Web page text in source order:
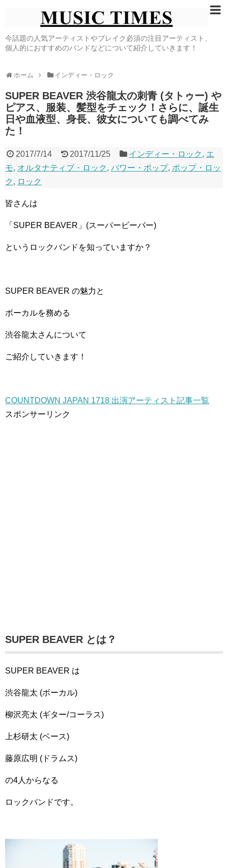
今話題の人気アーティストやブレイク必須の注目アーティスト、
個人的におすすめのバンドなどについて紹介していきます！
ホーム インディー・ロック
SUPER BEAVER 渋谷龍太の刺青 (タトゥー) や
ピアス、服装、髪型をチェック！さらに、誕生
日や血液型、身長、彼女についても調べてみ
た！
2017/7/14 2017/11/25 インディー・ロック , エ
モ, オルタナティブ・ロック , パワー・ポップ, ポップ・ロッ
ク , ロック
皆さんは
「SUPER BEAVER」(スーパービーバー)
というロックバンドを知っていますか？
SUPER BEAVER の魅力と
ボーカルを務める
渋谷龍太さんについて
ご紹介していきます！
COUNTDOWN JAPAN 1718 出演アーティスト記事一覧
スポンサーリンク
SUPER BEAVER とは？
SUPER BEAVER は
渋谷龍太 (ボーカル)
柳沢亮太 (ギター/コーラス)
上杉研太 (ベース)
藤原広明 (ドラムス)
の4人からなる
ロックバンドです。